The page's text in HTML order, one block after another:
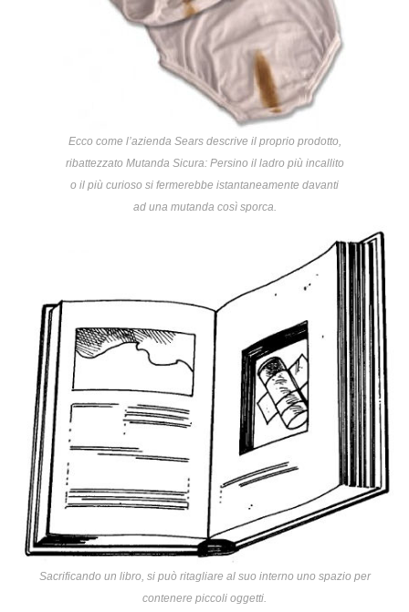
Ecco come l’azienda Sears descrive il proprio prodotto,
ribattezzato Mutanda Sicura: Persino il ladro più incallito
o il più curioso si fermerebbe istantaneamente davanti
ad una mutanda così sporca.
Sacrificando un libro, si può ritagliare al suo interno uno spazio per
contenere piccoli oggetti.